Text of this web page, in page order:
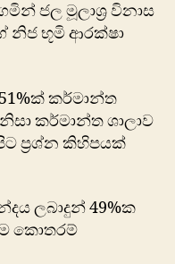
ජල මූලාශ්‍ර විනාස
භූමි ආරක්ෂා
කර්මාන්ත
කර්මාන්ත ශාලාව
ප්‍රශ්න කිහිපයක්
ලබාදුන් 49%ක
කොතරම්